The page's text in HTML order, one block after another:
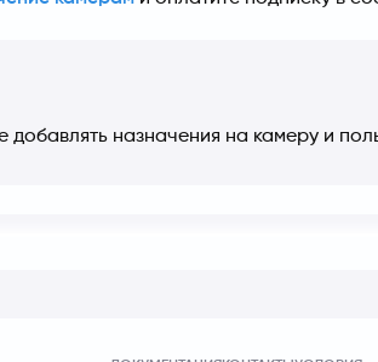
добавлять назначения на камеру и